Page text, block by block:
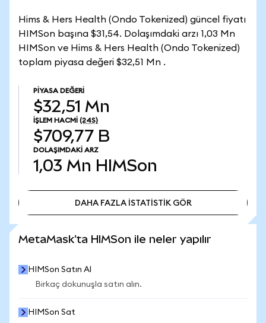
Hims & Hers Health (Ondo Tokenized) güncel fiyatı
HIMSon başına $31,54. Dolaşımdaki arzı 1,03 Mn
HIMSon ve Hims & Hers Health (Ondo Tokenized)
toplam piyasa değeri $32,51 Mn .
PIYASA DEĞERI
$32,51 Mn
İŞLEM HACMI (24S)
$709,77 B
DOLAŞIMDAKI ARZ
1,03 Mn HIMSon
DAHA FAZLA İSTATİSTİK GÖR
MetaMask'ta HIMSon ile neler yapılır
HIMSon Satın Al
Birkaç dokunuşla satın alın.
HIMSon Sat